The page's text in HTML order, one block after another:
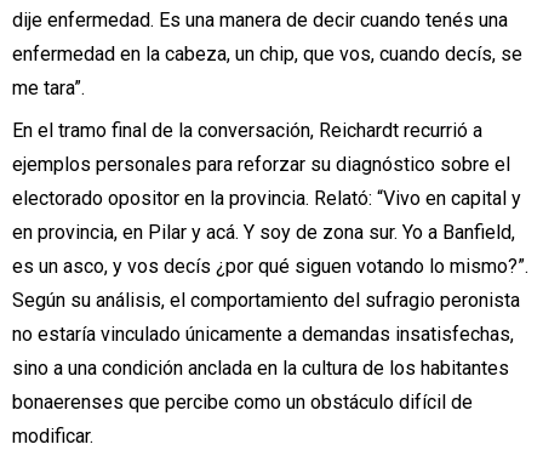
dije enfermedad. Es una manera de decir cuando tenés una
enfermedad en la cabeza, un chip, que vos, cuando decís, se
me tara”.
En el tramo final de la conversación, Reichardt recurrió a
ejemplos personales para reforzar su diagnóstico sobre el
electorado opositor en la provincia. Relató: “Vivo en capital y
en provincia, en Pilar y acá. Y soy de zona sur. Yo a Banfield,
es un asco, y vos decís ¿por qué siguen votando lo mismo?”.
Según su análisis, el comportamiento del sufragio peronista
no estaría vinculado únicamente a demandas insatisfechas,
sino a una condición anclada en la cultura de los habitantes
bonaerenses que percibe como un obstáculo difícil de
modificar.